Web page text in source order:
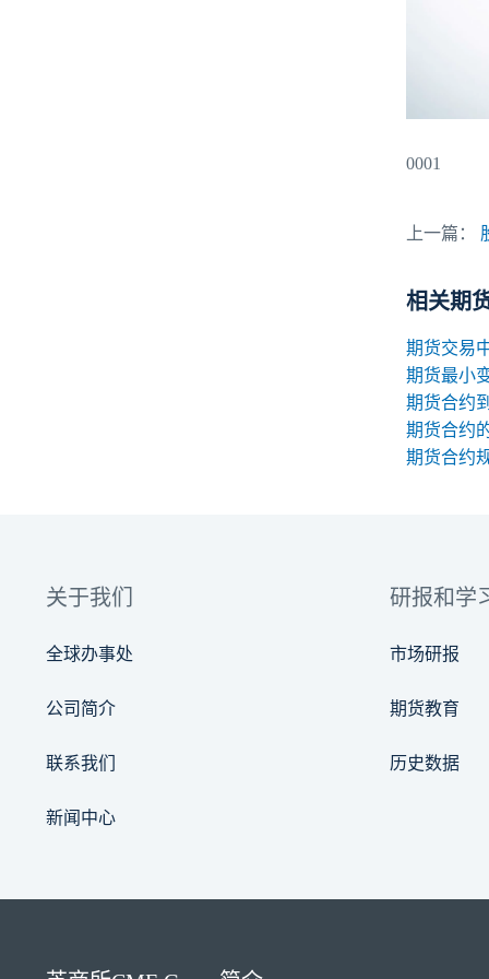
0001
上一篇：
相关期
期货最小
期货合约
期货合约
关于我们
全球办事处
公司简介
联系我们
新闻中心
研报和学
市场研报
期货教育
历史数据